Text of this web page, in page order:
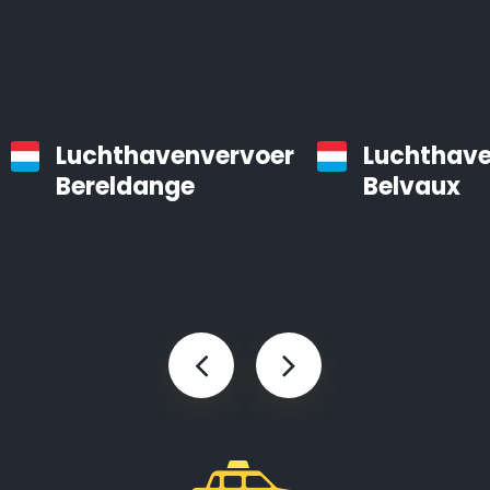
Luchthavenvervoer
Bereldange
Belvaux